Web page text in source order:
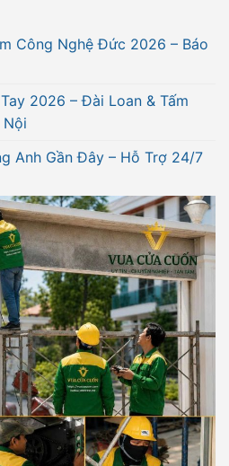
Công Nghệ Đức 2026 – Báo
2026 – Đài Loan & Tấm
Nội
Anh Gần Đây – Hỗ Trợ 24/7